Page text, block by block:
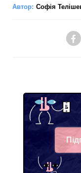
Автор: Софія